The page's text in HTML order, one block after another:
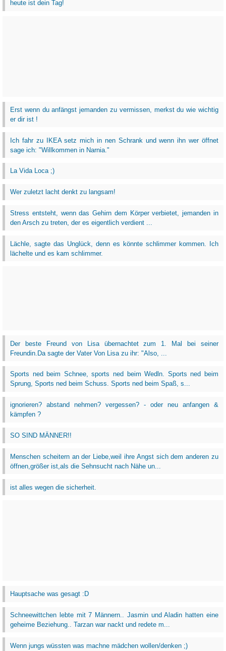
heute ist dein Tag!
Erst wenn du anfängst jemanden zu vermissen, merkst du wie wichtig
er dir ist !
Ich fahr zu IKEA setz mich in nen Schrank und wenn ihn wer öffnet
sage ich: "Willkommen in Narnia."
La Vida Loca ;)
Wer zuletzt lacht denkt zu langsam!
Stress entsteht, wenn das Gehirn dem Körper verbietet, jemanden in
den Arsch zu treten, der es eigentlich verdient ...
Lächle, sagte das Unglück, denn es könnte schlimmer kommen. Ich
lächelte und es kam schlimmer.
Der beste Freund von Lisa übernachtet zum 1. Mal bei seiner
Freundin.Da sagte der Vater Von Lisa zu ihr: "Also, ...
Sports ned beim Schnee, sports ned beim Wedln. Sports ned beim
Sprung, Sports ned beim Schuss. Sports ned beim Spaß, s...
ignorieren? abstand nehmen? vergessen? - oder neu anfangen &
kämpfen ?
SO SIND MÄNNER!!
Menschen scheitern an der Liebe,weil ihre Angst sich dem anderen zu
öffnen,größer ist,als die Sehnsucht nach Nähe un...
ist alles wegen die sicherheit.
Hauptsache was gesagt :D
Schneewittchen lebte mit 7 Männern.. Jasmin und Aladin hatten eine
geheime Beziehung.. Tarzan war nackt und redete m...
Wenn jungs wüssten was machne mädchen wollen/denken ;)